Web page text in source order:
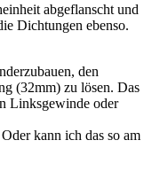
abgeflanscht und
Dichtungen ebenso.
den
(32mm) zu lösen. Das
Linksgewinde oder
kann ich das so am